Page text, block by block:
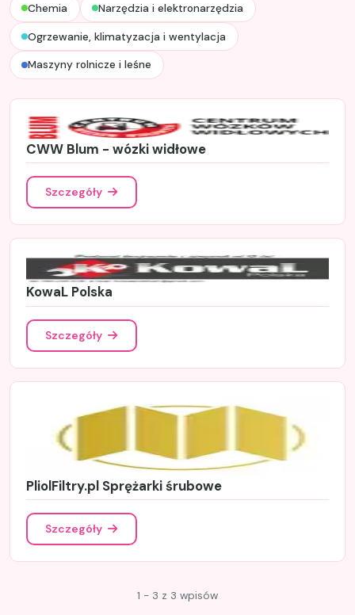
Chemia Narzędzia i elektronarzędzia
Ogrzewanie, klimatyzacja i wentylacja
Maszyny rolnicze i leśne
CWW Blum - wózki widłowe
Szczegóły
KowaL Polska
Szczegóły
PliolFiltry.pl Sprężarki śrubowe
Szczegóły
1 - 3 z 3 wpisów